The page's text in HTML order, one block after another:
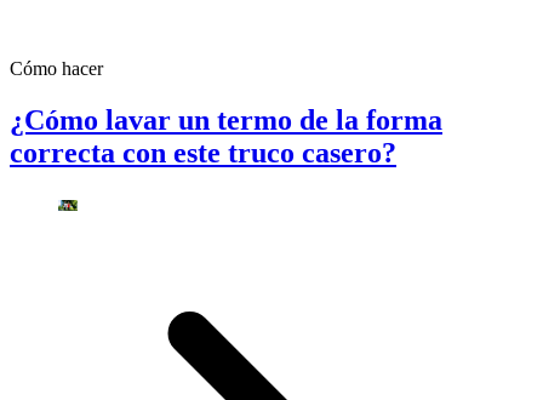
Cómo hacer
¿Cómo lavar un termo de la forma
correcta con este truco casero?